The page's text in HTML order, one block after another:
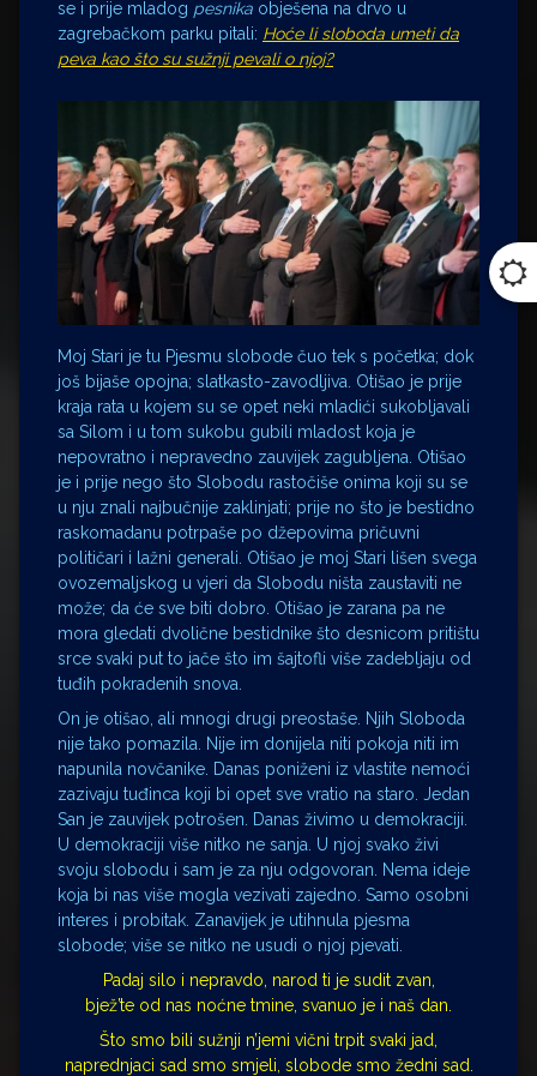
se i prije mladog pesnika obješena na drvo u
zagrebačkom parku pitali: Hoće li sloboda umeti da
peva kao što su sužnji pevali o njoj?
Moj Stari je tu Pjesmu slobode čuo tek s početka; dok
još bijaše opojna; slatkasto-zavodljiva. Otišao je prije
kraja rata u kojem su se opet neki mladići sukobljavali
sa Silom i u tom sukobu gubili mladost koja je
nepovratno i nepravedno zauvijek zagubljena. Otišao
je i prije nego što Slobodu rastočiše onima koji su se
u nju znali najbučnije zaklinjati; prije no što je bestidno
raskomadanu potrpaše po džepovima pričuvni
političari i lažni generali. Otišao je moj Stari lišen svega
ovozemaljskog u vjeri da Slobodu ništa zaustaviti ne
može; da će sve biti dobro. Otišao je zarana pa ne
mora gledati dvolične bestidnike što desnicom pritištu
srce svaki put to jače što im šajtofli više zadebljaju od
tuđih pokradenih snova.
On je otišao, ali mnogi drugi preostaše. Njih Sloboda
nije tako pomazila. Nije im donijela niti pokoja niti im
napunila novčanike. Danas poniženi iz vlastite nemoći
zazivaju tuđinca koji bi opet sve vratio na staro. Jedan
San je zauvijek potrošen. Danas živimo u demokraciji.
U demokraciji više nitko ne sanja. U njoj svako živi
svoju slobodu i sam je za nju odgovoran. Nema ideje
koja bi nas više mogla vezivati zajedno. Samo osobni
interes i probitak. Zanavijek je utihnula pjesma
slobode; više se nitko ne usudi o njoj pjevati.
Padaj silo i nepravdo, narod ti je sudit zvan,
bjež’te od nas noćne tmine, svanuo je i naš dan.
Što smo bili sužnji n’jemi vični trpit svaki jad,
naprednjaci sad smo smjeli, slobode smo žedni sad.